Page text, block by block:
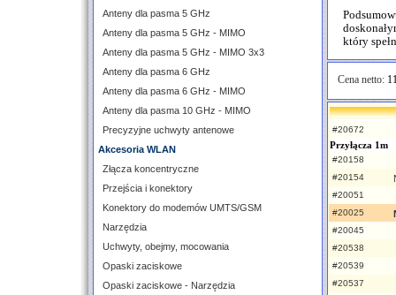
Anteny dla pasma 5 GHz
Anteny dla pasma 5 GHz - MIMO
Anteny dla pasma 5 GHz - MIMO 3x3
Anteny dla pasma 6 GHz
Anteny dla pasma 6 GHz - MIMO
Anteny dla pasma 10 GHz - MIMO
Precyzyjne uchwyty antenowe
Akcesoria WLAN
Złącza koncentryczne
Przejścia i konektory
Konektory do modemów UMTS/GSM
Narzędzia
Uchwyty, obejmy, mocowania
Opaski zaciskowe
Opaski zaciskowe - Narzędzia
który
Cena netto:
#20672
Przyłącza 1m
#20158
#20154
#20051
#20025
#20045
#20538
#20539
#20537